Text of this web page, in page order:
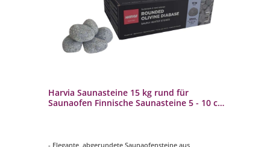
Harvia Saunasteine 15 kg rund für
Saunaofen Finnische Saunasteine 5 - 10 cm
- Elegante, abgerundete Saunaofensteine aus